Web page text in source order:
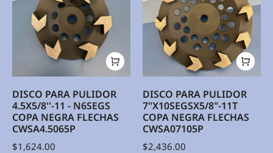
DISCO PARA PULIDOR
4.5X5/8''-11 - N6SEGS
COPA NEGRA FLECHAS
CWSA4.5065P
$1,624.00
DISCO PARA PULIDOR
7"X10SEGSX5/8"-11T
COPA NEGRA FLECHAS
CWSA07105P
$2,436.00